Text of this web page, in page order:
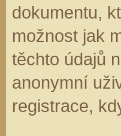
dokumentu,
možnost jak
těchto údajů
anonymní
registrace,